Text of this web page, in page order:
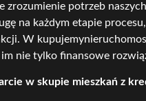
zrozumienie potrzeb
na każdym etapie
W
nie tylko finansowe
w skupie mieszkań z